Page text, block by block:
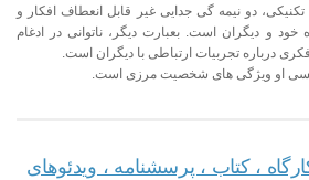
دو نیمه گی جدایی غیر قابل انعطاف افکار و
و دیگران است. بعبارت دیگر، ناتوانی در ادغام
درباره تجربیات ارتباطی با دیگران است.
حسی او ویژگی های شخصیت مرزی است.
، کتاب ، پرسشنامه ، ویدئوهای